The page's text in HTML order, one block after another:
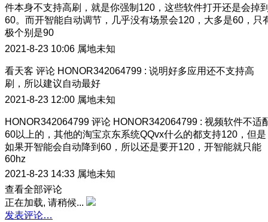
件本身不支持高刷，就是你强制120，这些软件打开还是会掉
60。而开智能自动调节，几乎没有场景会120，大多是60，只
极个别是90
2021-8-23 10:06 属地未知
看天客 评论 HONOR342064799 : 说明好多应用还不支持高
刷，所以建议自动最好
2021-8-23 12:00 属地未知
HONOR342064799 评论 HONOR342064799 : 视频软件不适
60以上的，其他的淘宝京东系统QQvx什么的都支持120，但是
如果开智能会自动降到60，所以还是要开120，开智能就只能
60hz
2021-8-23 14:33 属地未知
查看全部评论
正在加载, 请稍候...
发表评论…